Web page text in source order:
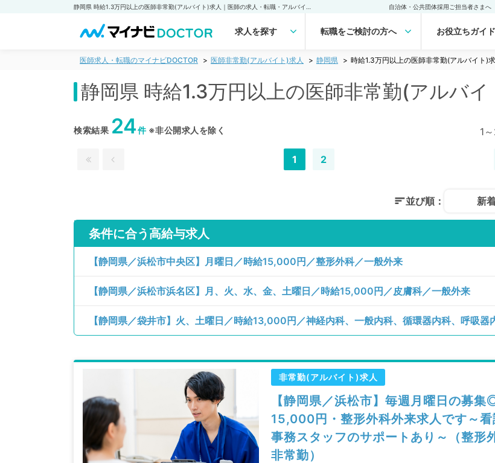
自治体・公共団体採用ご担当者さまへ
求人を探す 転職をご検討の方へ お役立ちガイド
医師求人・転職のマイナビDOCTOR 医師非常勤(アルバイト)求人 静岡県 時給1.3万円以上の医師非常勤(アルバイト)
静岡県 時給1.3万円以上の医師非常勤(アルバ
検索結果 24件※非公開求人を除く 1
1 2
並び順： 新
条件に合う高給与求人
【静岡県／浜松市中央区】月曜日／時給15,000円／整形外科／一般外来
【静岡県／浜松市浜名区】月、火、水、金、土曜日／時給15,000円／皮膚科／一般外来
非常勤(アルバイト)求人
【静岡県／浜松市】毎週月曜日の募
15,000円・整形外科外来求人です～看
事務スタッフのサポートあり～（整形
非常勤）